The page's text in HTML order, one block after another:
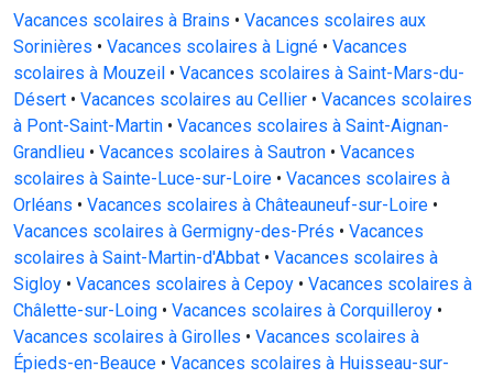
Vacances scolaires à Brains • Vacances scolaires aux
Sorinières • Vacances scolaires à Ligné • Vacances
scolaires à Mouzeil • Vacances scolaires à Saint-Mars-du-
Désert • Vacances scolaires au Cellier • Vacances scolaires
à Pont-Saint-Martin • Vacances scolaires à Saint-Aignan-
Grandlieu • Vacances scolaires à Sautron • Vacances
scolaires à Sainte-Luce-sur-Loire • Vacances scolaires à
Orléans • Vacances scolaires à Châteauneuf-sur-Loire •
Vacances scolaires à Germigny-des-Prés • Vacances
scolaires à Saint-Martin-d'Abbat • Vacances scolaires à
Sigloy • Vacances scolaires à Cepoy • Vacances scolaires à
Châlette-sur-Loing • Vacances scolaires à Corquilleroy •
Vacances scolaires à Girolles • Vacances scolaires à
Épieds-en-Beauce • Vacances scolaires à Huisseau-sur-